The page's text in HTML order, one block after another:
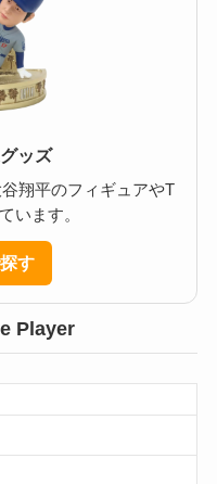
ッズ
翔平のフィギュアやT
います。
す
Player